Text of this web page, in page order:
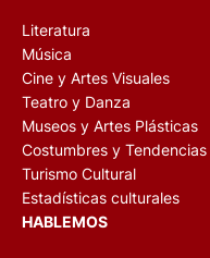
Literatura
Música
Cine y Artes Visuales
Teatro y Danza
Museos y Artes Plásticas
Costumbres y Tendencias
Turismo Cultural
Estadísticas culturales
HABLEMOS